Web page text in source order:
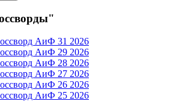
АиФ 31 2026
АиФ 29 2026
АиФ 28 2026
АиФ 27 2026
АиФ 26 2026
АиФ 25 2026